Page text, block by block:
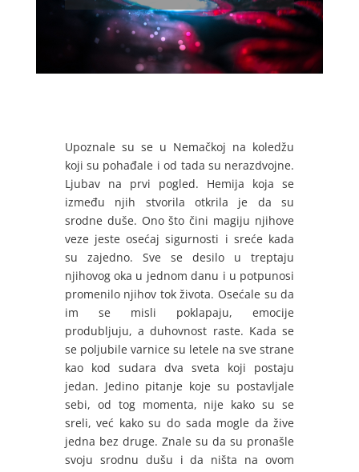
Upoznale su se u Nemačkoj na koledžu
koji su pohađale i od tada su nerazdvojne.
Ljubav na prvi pogled. Hemija koja se
između njih stvorila otkrila je da su
srodne duše. Ono što čini magiju njihove
veze jeste osećaj sigurnosti i sreće kada
su zajedno. Sve se desilo u treptaju
njihovog oka u jednom danu i u potpunosi
promenilo njihov tok života. Osećale su da
im se misli poklapaju, emocije
produbljuju, a duhovnost raste. Kada se
se poljubile varnice su letele na sve strane
kao kod sudara dva sveta koji postaju
jedan. Jedino pitanje koje su postavljale
sebi, od tog momenta, nije kako su se
sreli, već kako su do sada mogle da žive
jedna bez druge. Znale su da su pronašle
svoju srodnu dušu i da ništa na ovom